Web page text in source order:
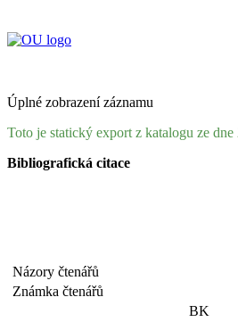
Úplné zobrazení záznamu
Toto je statický export z katalogu ze dne
Bibliografická citace
Názory čtenářů
Známka čtenářů
BK